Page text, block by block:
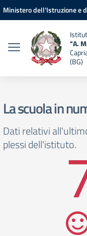
Vai ai contenuti
Vai al menu di navigazione
Vai al footer
Ministero dell'Istruzione e
"A.
(BG)
La scuola in
Dati relativi
plessi dell'istituto.